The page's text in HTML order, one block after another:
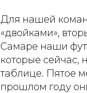
Для нашей
«двойками»,
Самаре наши
которые сейчас,
таблице. Пятое
прошлом году